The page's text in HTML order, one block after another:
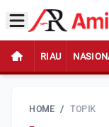
RIAU
HOME / TOPIK